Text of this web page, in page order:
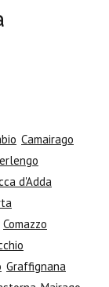
Camairago
d'Adda
Comazzo
Graffignana